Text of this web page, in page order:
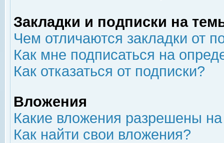
Закладки и подписки на
Чем отличаются закладки от
Как мне подписаться на
Как отказаться от подписки?
Вложения
Какие вложения разрешены
Как найти свои вложения?